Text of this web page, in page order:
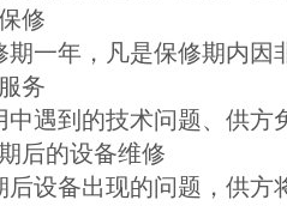
修
期一年，凡是保修期内因
务
中遇到的技术问题、供方
后的设备维修
后设备出现的问题，供方